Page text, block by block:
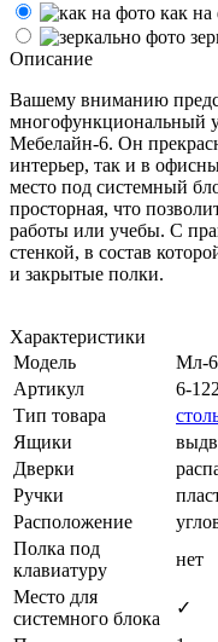
как на
Описание
Вашему вниманию
многофункциональный
Мебелайн-6. Он
интерьер, так и в
место под системный
просторная, что
работы или учебы. С
стенкой, в состав
и закрытые полки.
Характеристики
Модель
Мл-6
Артикул
6-
Тип товара
Ящики
Дверки
Ручки
Расположение
Полка под
клавиатуру
нет
Место для
системного блока
✓